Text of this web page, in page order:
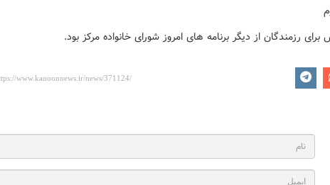
رزمندگان از دیگر برنامه های امروز شورای خانواده مرکز بود.